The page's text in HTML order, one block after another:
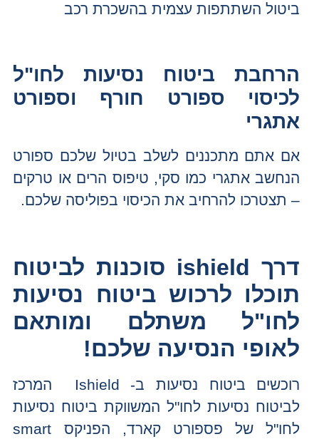
ביטול השתתפות עצמית בהשכרת רכב
הרחבת ביטוח נסיעות לחו"ל
לכיסוי ספורט חורף וספורט
אתגרי
אם אתם מתכננים לשלב בטיול שלכם ספורט
הנחשב אתגרי כמו סקי, טיפוס הרים או טרקים
– תצטרכו להרחיב את הכיסוי בפוליסה שלכם.
דרך ishield סוכנות לביטוח
תוכלו לרכוש ביטוח נסיעות
לחו"ל משתלם ומותאם
לאופי הנסיעה שלכם!
רוכשים ביטוח נסיעות ב- Ishield המרכז
לביטוח נסיעות לחו"ל המשווקת ביטוח נסיעות
לחו"ל של פספורט קארד, הפניקס smart